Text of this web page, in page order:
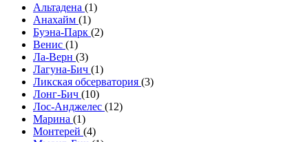
Альтадена (1)
Анахайм (1)
Буэна-Парк (2)
Венис (1)
Ла-Верн (3)
Лагуна-Бич (1)
Ликская обсерватория (3)
Лонг-Бич (10)
Лос-Анджелес (12)
Марина (1)
Монтерей (4)